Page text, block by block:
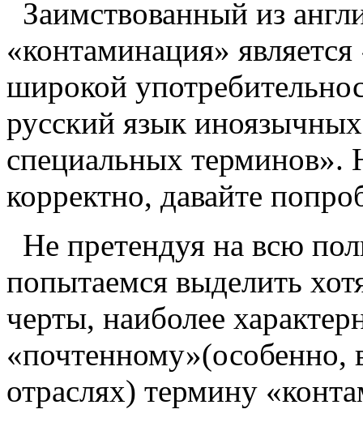
Заимствованный из
«контаминация»
широкой
русский язык
специальных терминов».
корректно, давайте
Не претендуя на всю
попытаемся выделить
черты, наиболее
«почтенному»(особенно,
отраслях) термину